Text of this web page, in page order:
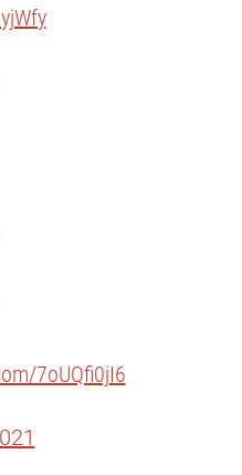
7oUQfi0jI6